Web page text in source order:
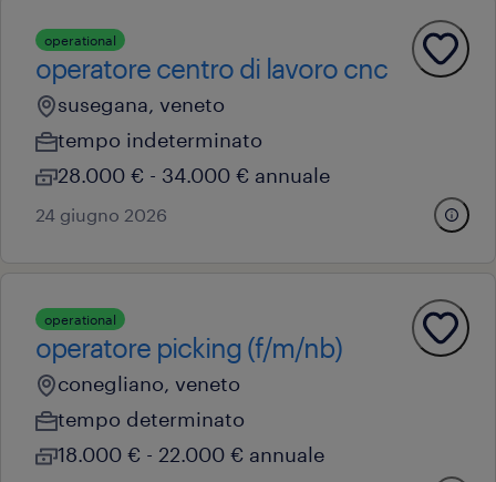
operational
operatore centro di lavoro cnc
susegana, veneto
tempo indeterminato
28.000 € - 34.000 € annuale
24 giugno 2026
operational
operatore picking (f/m/nb)
conegliano, veneto
tempo determinato
18.000 € - 22.000 € annuale